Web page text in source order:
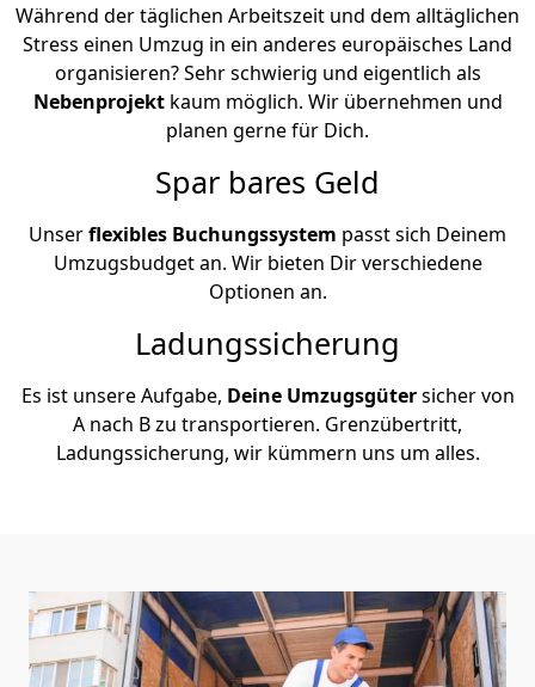
Während der täglichen Arbeitszeit und dem alltäglichen
Stress einen Umzug in ein anderes europäisches Land
organisieren? Sehr schwierig und eigentlich als
Nebenprojekt kaum möglich. Wir übernehmen und
planen gerne für Dich.
Spar bares Geld
Unserflexibles Buchungssystem passt sich Deinem
Umzugsbudget an. Wir bieten Dir verschiedene
Optionen an.
Ladungssicherung
Es ist unsere Aufgabe, Deine Umzugsgütersicher von
A nach B zu transportieren. Grenzübertritt,
Ladungssicherung, wir kümmern uns um alles.